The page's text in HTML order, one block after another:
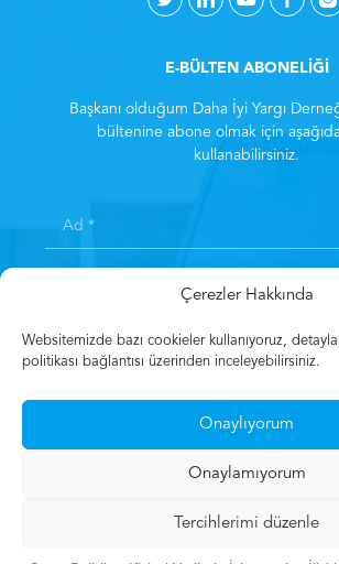
Çerezler Hakkında
Websitemizde bazı cookieler kullanıyoruz,
politikası bağlantısı üzerinden inceleyebilirsiniz.
Onaylıyorum
Onaylamıyorum
Tercihlerimi düzenle
E-BÜLTEN ABONELİĞİ
Başkanı olduğum Daha İyi Yargı
bültenine abone olmak için
kullanabilirsiniz.